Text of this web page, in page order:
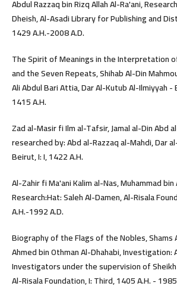
Abdul Razzaq bin Rizq Allah Al-Ra'ani,
Dheish, Al-Asadi Library for Publishing and
1429 A.H.-2008 A.D.
The Spirit of Meanings in the Interpretation
and the Seven Repeats, Shihab Al-Din
Ali Abdul Bari Attia, Dar Al-Kutub Al-Ilmiyyah
1415 A.H.
Zad al-Masir fi Ilm al-Tafsir, Jamal al-Din Abd
researched by: Abd al-Razzaq al-Mahdi, Dar
Beirut, I: I, 1422 A.H.
Al-Zahir fi Ma'ani Kalim al-Nas, Muhammad
Research:Hat: Saleh Al-Damen, Al-Risala
A.H.-1992 A.D.
Biography of the Flags of the Nobles, Shams
Ahmed bin Othman Al-Dhahabi, Investigation:
Investigators under the supervision of
Al-Risala Foundation, I: Third, 1405 A.H. -